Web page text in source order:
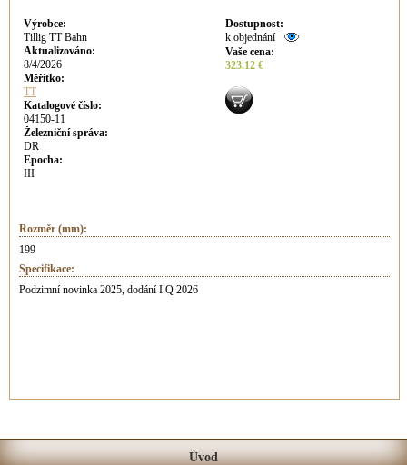
Výrobce:
Tillig TT Bahn
Aktualizováno:
8/4/2026
Měřítko:
TT
Katalogové číslo:
04150-11
Železniční správa:
DR
Epocha:
III
Dostupnost:
k objednání
Vaše cena:
323.12 €
Rozměr (mm):
199
Specifikace:
Podzimní novinka 2025, dodání I.Q 2026
Úvod